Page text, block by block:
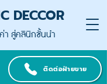
า สู่คลินิกชั้นนำ
DECCOR
ติดต่อฝ่ายขาย